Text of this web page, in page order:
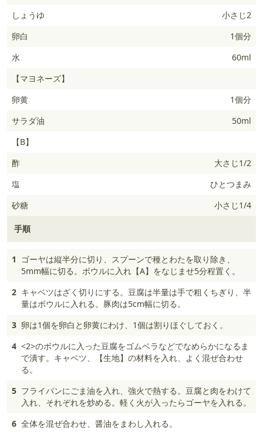
しょうゆ
小さじ2
卵白
1個分
水
60ml
【マヨネーズ】
卵黄
1個分
サラダ油
50ml
【B】
酢
大さじ1/2
塩
ひとつまみ
砂糖
小さじ1/4
手順
1 ゴーヤは縦半分に切り、スプーンで種とわたを取り除き、
5mm幅に切る。ボウルに入れ【A】をなじませ5分程置く。
2 キャベツはざく切りにする。豆腐は半量は手で粗くちぎり、半
量はボウルに入れる。豚肉は5cm幅に切る。
3 卵は1個を卵白と卵黄にわけ、1個は割りほぐしておく。
4 <2>のボウルに入った豆腐をゴムベラなどでなめらかになるま
で潰す。キャベツ、【生地】の材料を入れ、よく混ぜ合わせ
る。
5 フライパンにごま油を入れ、強火で熱する。豆腐と肉をわけて
入れ、それぞれを炒める。軽く火が入ったらゴーヤを入れる。
6 全体を混ぜ合わせ、醤油をまわし入れる。